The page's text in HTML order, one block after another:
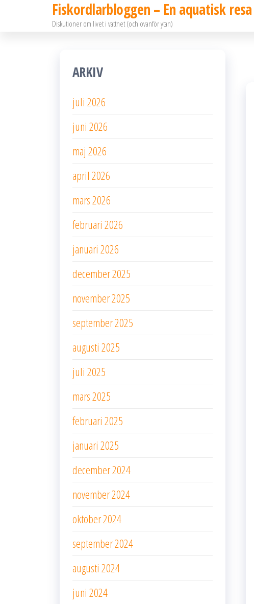
Fiskordlarbloggen – En aquatisk resa
Diskutioner om livet i vattnet (och ovanför ytan)
ARKIV
juli 2026
juni 2026
maj 2026
april 2026
mars 2026
februari 2026
januari 2026
december 2025
november 2025
september 2025
augusti 2025
juli 2025
mars 2025
februari 2025
januari 2025
december 2024
november 2024
oktober 2024
september 2024
augusti 2024
juni 2024